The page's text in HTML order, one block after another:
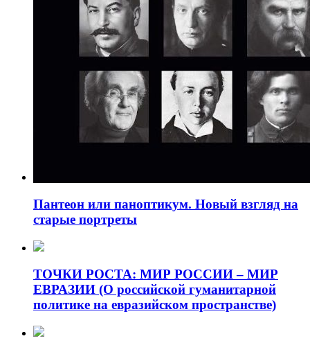
Пантеон или паноптикум. Новый взгляд на
старые портреты
ТОЧКИ РОСТА: МИР РОССИИ – МИР
ЕВРАЗИИ (О российской гуманитарной
политике на евразийском пространстве)